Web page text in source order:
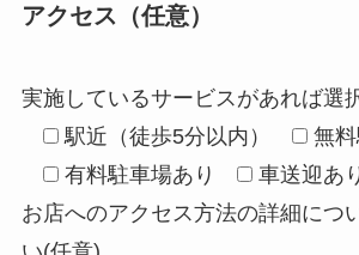
アクセス（任意）
実施しているサービスがあれば選
駅近（徒歩5分以内）
無
有料駐車場あり
車送迎あ
お店へのアクセス方法の詳細につ